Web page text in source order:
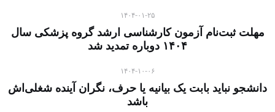
۱۴۰۴-۰۱-۲۵
مهلت ثبت‌نام آزمون کارشناسی ارشد گروه پزشکی سال
۱۴۰۴ دوباره تمدید شد
۱۴۰۴-۱۰-۰۶
دانشجو نباید بابت یک بیانیه یا حرف، نگران آینده شغلی‌اش
باشد